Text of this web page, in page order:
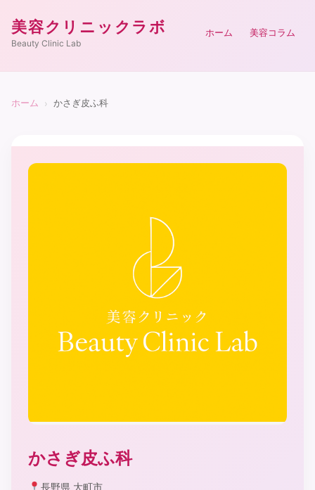
美容クリニックラボ
Beauty Clinic Lab
ホーム 美容コラム
ホーム › かさぎ皮ふ科
かさぎ皮ふ科
長野県 大町市